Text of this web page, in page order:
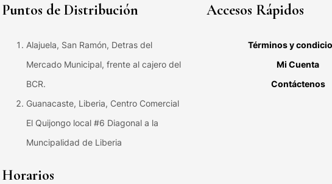
Puntos de Distribución
Alajuela, San Ramón, Detras del
Mercado Municipal, frente al cajero del
BCR.
Guanacaste, Liberia, Centro Comercial
El Quijongo local #6 Diagonal a la
Muncipalidad de Liberia
Horarios
Accesos Rápidos
Términos y
Mi Cuenta
Contáctenos